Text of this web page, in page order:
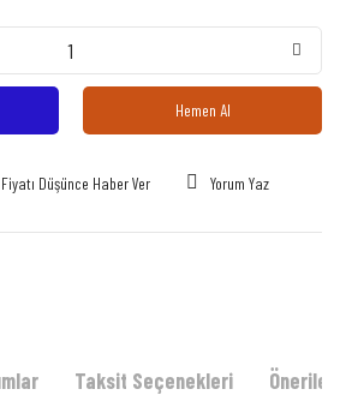
Hemen Al
Fiyatı Düşünce Haber Ver Yorum Yaz
Taksit Seçenekleri